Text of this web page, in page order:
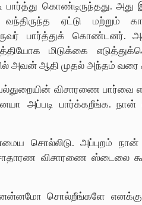
பார்த்து கொண்டிருந்தது.
ஏட்டு மற்றும்
பார்த்துக் கொண்டனர்.
மிடுக்கை
அவன் ஆதி முதல் அந்தம் வரை
விசாரணை பார்வை
அப்படி பார்க்கறீங்க.
சொல்லிடு. அப்புறம் நான்
விசாரணை ஸ்டைலை
சொல்றீங்களே எனக்கு